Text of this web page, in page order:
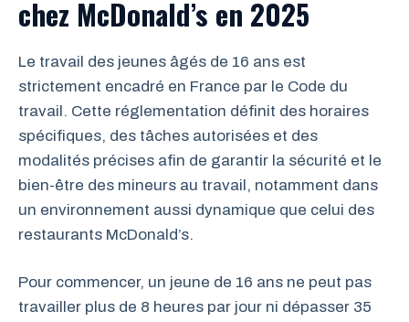
chez McDonald’s en 2025
Le travail des jeunes âgés de 16 ans est
strictement encadré en France par le Code du
travail. Cette réglementation définit des horaires
spécifiques, des tâches autorisées et des
modalités précises afin de garantir la sécurité et le
bien-être des mineurs au travail, notamment dans
un environnement aussi dynamique que celui des
restaurants McDonald’s.
Pour commencer, un jeune de 16 ans ne peut pas
travailler plus de 8 heures par jour ni dépasser 35